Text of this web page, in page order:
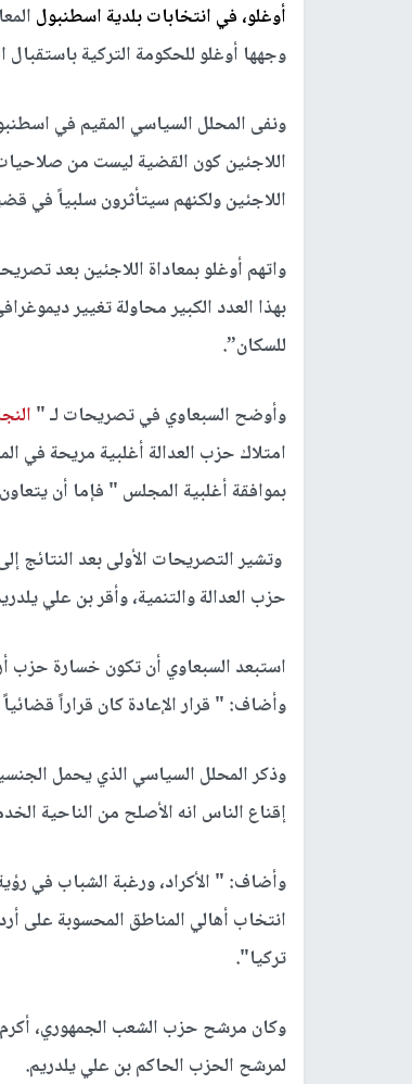
أوغلو، في انتخابات بلدية اسطنبول
وجهها أوغلو للحكومة التركية باستقبال
ونفى المحلل السياسي المقيم في
اللاجئين كون القضية ليست من صلاحيات
اللاجئين ولكنهم سيتأثرون سلبياً في
واتهم أوغلو بمعاداة اللاجئين بعد
بهذا العدد الكبير محاولة تغيير
للسكان”.
وأوضح السبعاوي في تصريحات لـ "
امتلاك حزب العدالة أغلبية مريحة في
بموافقة أغلبية المجلس " فإما أن
وتشير التصريحات الأولى بعد النتائج
حزب العدالة والتنمية، وأقر بن علي
استبعد السبعاوي أن تكون خسارة حزب
وأضاف: " قرار الإعادة كان قراراً
وذكر المحلل السياسي الذي يحمل
إقناع الناس انه الأصلح من الناحية
انتخاب أهالي المناطق المحسوبة على
تركيا".
لمرشح الحزب الحاكم بن علي يلدريم.